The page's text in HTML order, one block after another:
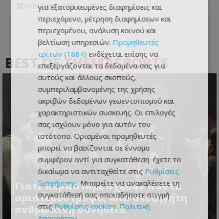
08.08.2026 - 21:28
BEST OFTHEMASPORTS
Γιατί περπατάμε σχεδόν πάντα
αριστερόστροφα; Μια ανεξήγητη
ανθρώπινη συνήθεια
για εξατομικευμένες διαφημίσεις και
περιεχόμενο, μέτρηση διαφημίσεων και
περιεχομένου, ανάλυση κοινού και
βελτίωση υπηρεσιών. Προμηθευτές
τρίτων (1884) ενδέχεται επίσης να
επεξεργάζονται τα δεδομένα σας για
αυτούς και άλλους σκοπούς,
συμπεριλαμβανομένης της χρήσης
ακριβών δεδομένων γεωεντοπισμού και
χαρακτηριστικών συσκευής. Οι επιλογές
σας ισχύουν μόνο για αυτόν τον
ιστότοπο. Ορισμένοι προμηθευτές
μπορεί να βασίζονται σε έννομο
συμφέρον αντί για συγκατάθεση· έχετε το
δικαίωμα να αντιταχθείτε στις Ρυθμίσεις
διαφήμισης. Μπορείτε να ανακαλέσετε τη
συγκατάθεσή σας οποιαδήποτε στιγμή
στιςΡυθμίσεις cookies. Πολιτική